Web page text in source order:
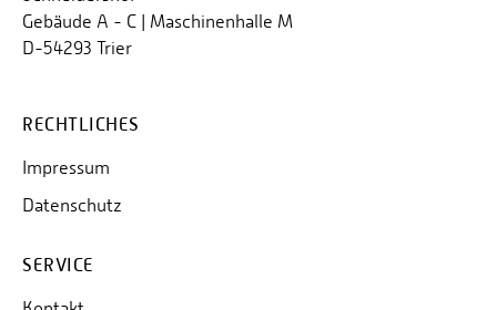
Gebäude A - C | Maschinenhalle M
D-54293 Trier
RECHTLICHES
Impressum
Datenschutz
SERVICE